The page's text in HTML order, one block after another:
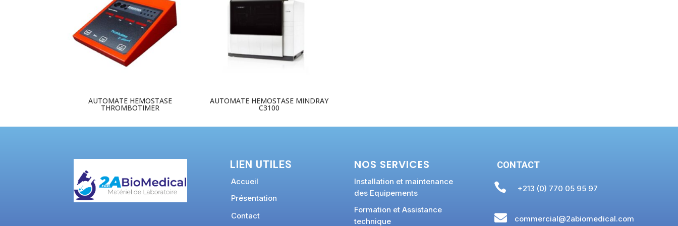
AUTOMATE HEMOSTASE
THROMBOTIMER
AUTOMATE HEMOSTASE MINDRAY
C3100
LIEN UTILES
Accueil
Présentation
Contact
NOS SERVICES
Installation et maintenance
des Equipements
Formation et Assistance
technique
CONTACT
 +213 (0) 770 05 95 97
 commercial@2abiomedical.com